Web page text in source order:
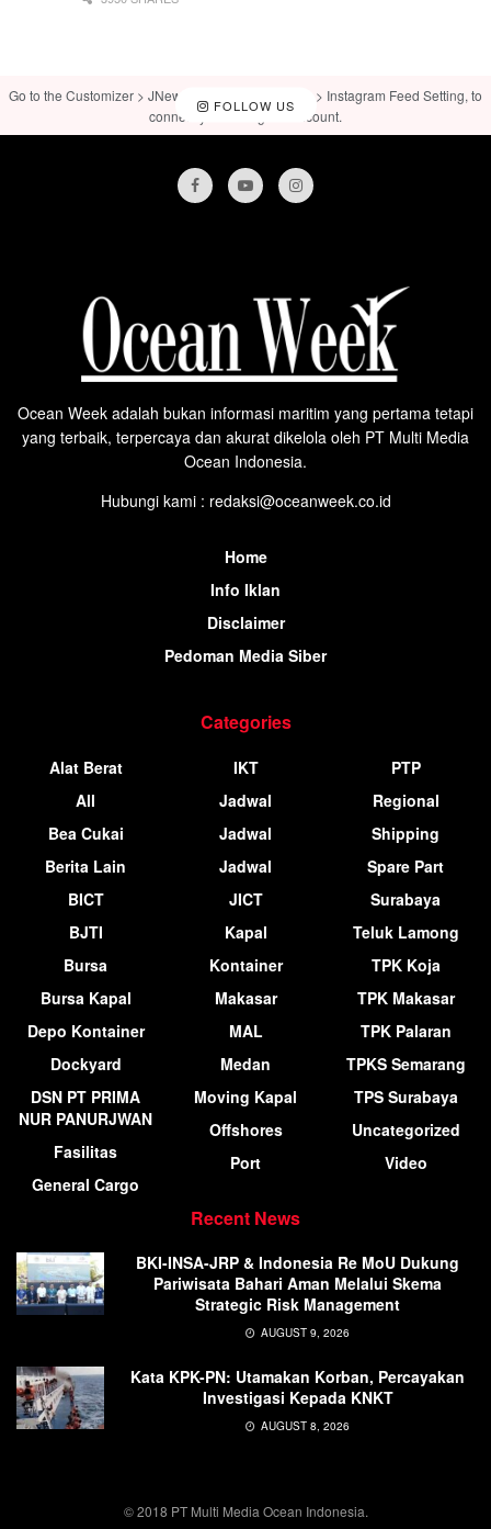
FOLLOW US
Go to the Customizer > JNews : Social, Like & View > Instagram Feed Setting, to
connect your Instagram account.
Ocean Week adalah bukan informasi maritim yang pertama tetapi
yang terbaik, terpercaya dan akurat dikelola oleh PT Multi Media
Ocean Indonesia.
Hubungi kami : redaksi@oceanweek.co.id
Home
Info Iklan
Disclaimer
Pedoman Media Siber
Categories
Alat Berat
All
Bea Cukai
Berita Lain
BICT
BJTI
Bursa
Bursa Kapal
Depo Kontainer
Dockyard
DSN PT PRIMA
NUR PANURJWAN
Fasilitas
General Cargo
IKT
Jadwal
Jadwal
Jadwal
JICT
Kapal
Kontainer
Makasar
MAL
Medan
Moving Kapal
Offshores
Port
PTP
Regional
Shipping
Spare Part
Surabaya
Teluk Lamong
TPK Koja
TPK Makasar
TPK Palaran
TPKS Semarang
TPS Surabaya
Uncategorized
Video
Recent News
BKI-INSA-JRP & Indonesia Re MoU Dukung
Pariwisata Bahari Aman Melalui Skema
Strategic Risk Management
AUGUST 9, 2026
Kata KPK-PN: Utamakan Korban, Percayakan
Investigasi Kepada KNKT
AUGUST 8, 2026
© 2018 PT Multi Media Ocean Indonesia.